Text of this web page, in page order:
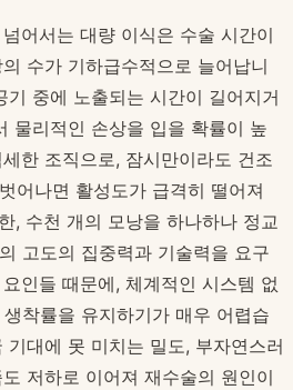
어서는 대량 이식은 수술 시간이
수가 기하급수적으로 늘어납니
기 중에 노출되는 시간이 길어지거
물리적인 손상을 입을 확률이 높
한 조직으로, 잠시만이라도 건조
어나면 활성도가 급격히 떨어져
, 수천 개의 모낭을 하나하나 정교
고도의 집중력과 기술력을 요구
인들 때문에, 체계적인 시스템 없
착률을 유지하기가 매우 어렵습
대에 못 미치는 밀도, 부자연스러
저하로 이어져 재수술의 원인이